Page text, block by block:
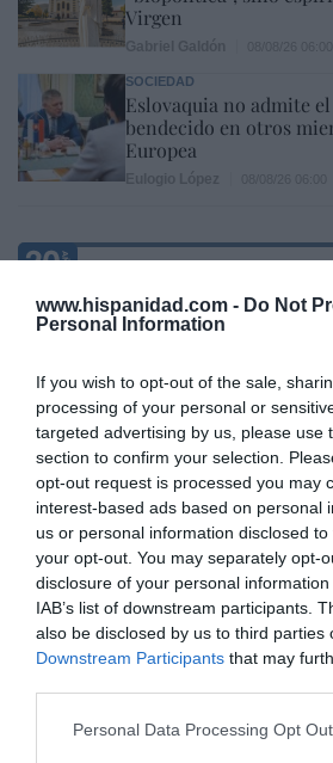
www.hispanidad.com - Do Not
Personal Information
If you wish to opt-out of the sale,
processing of your personal or
targeted advertising by us, please use
section to confirm your selection.
opt-out request is processed you may
interest-based ads based on personal
us or personal information disclosed
your opt-out. You may separately opt-
disclosure of your personal
IAB’s list of downstream participants.
also be disclosed by us to third parties
Downstream Participants that may
Personal Data Processing Opt
Virgen
SOCIEDAD
Eslovaquia no admite
bendecido en otros
Europea
historia, de poner la
desmontar la falsificación,
por Hispanidad
Artículos anteriores
DIARIO DE LA
Diario de la corrupción
Oír se manifiesta delante
“Pedro Sánchez es un
por Redacción
Opinión